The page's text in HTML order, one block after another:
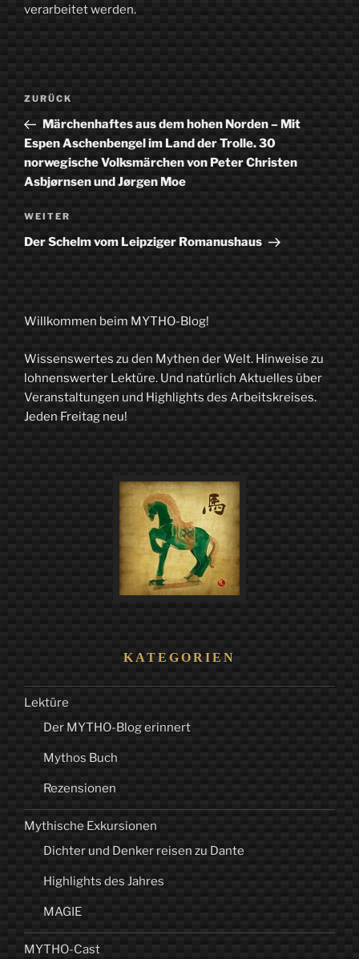
verarbeitet werden.
Beitragsnavigation
Vorheriger
Beitrag
ZURÜCK
Märchenhaftes aus dem hohen Norden – Mit
Espen Aschenbengel im Land der Trolle. 30
norwegische Volksmärchen von Peter Christen
Asbjørnsen und Jørgen Moe
Nächster
Beitrag
WEITER
Der Schelm vom Leipziger Romanushaus
Willkommen beim MYTHO-Blog!
Wissenswertes zu den Mythen der Welt. Hinweise zu
lohnenswerter Lektüre. Und natürlich Aktuelles über
Veranstaltungen und Highlights des Arbeitskreises.
Jeden Freitag neu!
KATEGORIEN
Lektüre
Der MYTHO-Blog erinnert
Mythos Buch
Rezensionen
Mythische Exkursionen
Dichter und Denker reisen zu Dante
Highlights des Jahres
MAGIE
MYTHO-Cast